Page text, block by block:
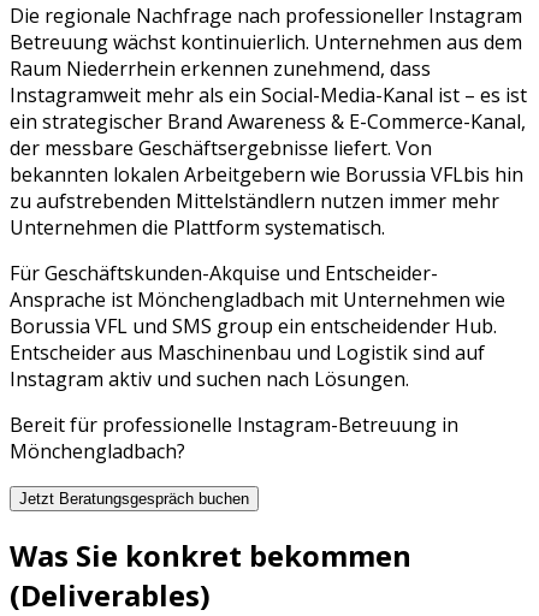
Die regionale Nachfrage nach professioneller Instagram
Betreuungwächst kontinuierlich. Unternehmen aus dem
Raum Niederrhein erkennen zunehmend, dass
Instagramweit mehr als ein Social-Media-Kanal ist – es ist
ein strategischer Brand Awareness & E-Commerce-Kanal,
der messbare Geschäftsergebnisse liefert. Von
bekannten lokalen Arbeitgebern wie Borussia VFLbis hin
zu aufstrebenden Mittelständlern nutzen immer mehr
Unternehmen die Plattform systematisch.
Für Geschäftskunden-Akquise und Entscheider-
Ansprache ist Mönchengladbach mit Unternehmen wie
Borussia VFL und SMS group ein entscheidender Hub.
Entscheider aus Maschinenbau und Logistik sind auf
Instagram aktiv und suchen nach Lösungen.
Bereit für professionelle Instagram-Betreuung in
Mönchengladbach?
Jetzt Beratungsgespräch buchen
Was Sie konkret bekommen
(Deliverables)